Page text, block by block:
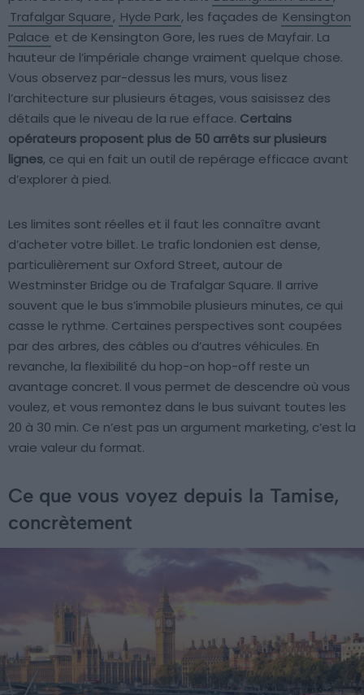
Trafalgar Square, Hyde Park, les façades de Kensington
Palace et de Kensington Gore, les rues de Mayfair. La
hauteur de l’impériale change vraiment quelque chose.
Vous observez par-dessus les murs, vous lisez
l’architecture sur plusieurs étages, vous saisissez des
détails que le niveau de la rue efface. Certains
opérateurs proposent plus de 50 arrêts sur plusieurs
lignes, ce qui en fait un outil de repérage efficace avant
d’explorer à pied.
Les limites sont réelles et il faut les connaître avant
d’acheter votre billet. Le trafic londonien est dense,
particulièrement sur Oxford Street, autour de
Westminster Bridge ou de Trafalgar Square. Il arrive
souvent que le bus s’immobile plusieurs minutes, ce qui
casse le rythme. Certaines perspectives sont coupées
par des arbres, des câbles ou d’autres véhicules. En
revanche, la flexibilité du hop-on hop-off reste un
avantage concret. Il vous permet de descendre où vous
voulez, et vous remontez dans le bus suivant toutes les
20 à 30 min. Ce n’est pas un argument marketing, c’est la
vraie valeur du format.
Ce que vous voyez depuis la Tamise,
concrètement